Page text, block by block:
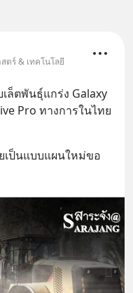
ตร์ & เทคโนโลยี
ล็ตพันธุ์แกร่ง Galaxy
Pro ทางการในไทย
เป็นแบบแผนใหม่ขอ